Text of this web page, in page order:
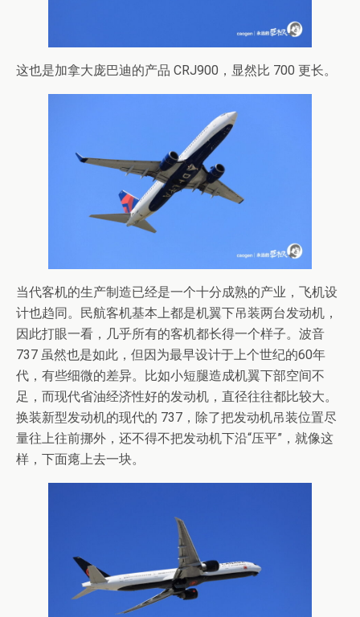
这也是加拿大庞巴迪的产品 CRJ900，显然比 700 更长。
当代客机的生产制造已经是一个十分成熟的产业，飞机设
计也趋同。民航客机基本上都是机翼下吊装两台发动机，
因此打眼一看，几乎所有的客机都长得一个样子。波音
737 虽然也是如此，但因为最早设计于上个世纪的60年
代，有些细微的差异。比如小短腿造成机翼下部空间不
足，而现代省油经济性好的发动机，直径往往都比较大。
换装新型发动机的现代的 737，除了把发动机吊装位置尽
量往上往前挪外，还不得不把发动机下沿“压平”，就像这
样，下面瘪上去一块。